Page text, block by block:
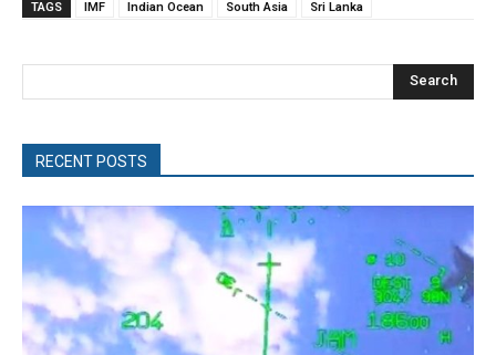
TAGS IMF Indian Ocean South Asia Sri Lanka
Search
RECENT POSTS